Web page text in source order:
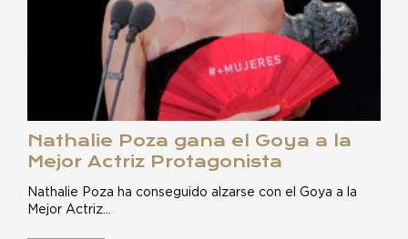
Nathalie Poza gana el Goya a la
Mejor Actriz Protagonista
Nathalie Poza ha conseguido alzarse con el Goya a la
Mejor Actriz…